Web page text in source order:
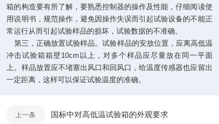
箱的构造要有所了解，要熟悉控制器的操作及性能，仔细阅读使
用说明书，规范操作，避免因操作失误而引起试验设备的不能正
常运行从而引起试验样品的损坏，试验数据的不准确。
第三，正确放置试验样品。试验样品的安放位置，应离高低温
冲击试验箱箱壁10cm以上，对多个样品应尽量放在同一平面
上。样品放置应不堵塞出风口和回风口，给温度传感器也应留出
一定距离，这样可以保证试验温度的准确。
上一条 国标中对高低温试验箱的外观要求